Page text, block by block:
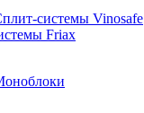
системы Vinosafe
Friax